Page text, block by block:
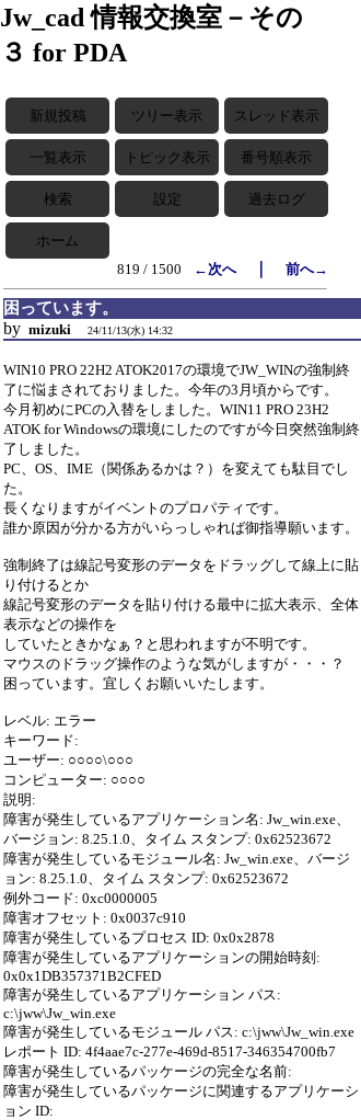
Jw_cad 情報交換室－その
３ for PDA
新規投稿 ツリー表示 スレッド表示
一覧表示 トピック表示 番号順表示
検索 設定 過去ログ
ホーム
819 / 1500
←次へ｜ 前へ→
困っています。
by mizuki 24/11/13(水) 14:32
WIN10 PRO 22H2 ATOK2017の環境でJW_WINの強制終
了に悩まされておりました。今年の3月頃からです。
今月初めにPCの入替をしました。WIN11 PRO 23H2
ATOK for Windowsの環境にしたのですが今日突然強制終
了しました。
PC、OS、IME（関係あるかは？）を変えても駄目でし
た。
長くなりますがイベントのプロパティです。
誰か原因が分かる方がいらっしゃれば御指導願います。
強制終了は線記号変形のデータをドラッグして線上に貼
り付けるとか
線記号変形のデータを貼り付ける最中に拡大表示、全体
表示などの操作を
していたときかなぁ？と思われますが不明です。
マウスのドラッグ操作のような気がしますが・・・？
困っています。宜しくお願いいたします。
レベル: エラー
キーワード:
ユーザー: ○○○○\○○○
コンピューター: ○○○○
説明:
障害が発生しているアプリケーション名: Jw_win.exe、
バージョン: 8.25.1.0、タイム スタンプ: 0x62523672
障害が発生しているモジュール名: Jw_win.exe、バージ
ョン: 8.25.1.0、タイム スタンプ: 0x62523672
例外コード: 0xc0000005
障害オフセット: 0x0037c910
障害が発生しているプロセス ID: 0x0x2878
障害が発生しているアプリケーションの開始時刻:
0x0x1DB357371B2CFED
障害が発生しているアプリケーション パス:
c:\jww\Jw_win.exe
障害が発生しているモジュール パス: c:\jww\Jw_win.exe
レポート ID: 4f4aae7c-277e-469d-8517-346354700fb7
障害が発生しているパッケージの完全な名前:
障害が発生しているパッケージに関連するアプリケーシ
ョン ID: